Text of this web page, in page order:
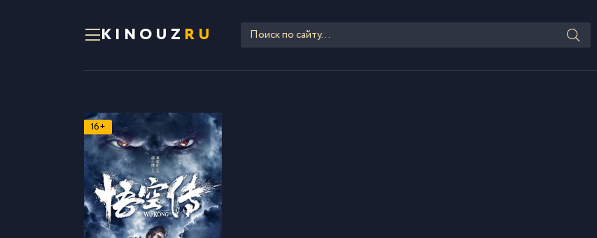
KINOUZ RU
16+